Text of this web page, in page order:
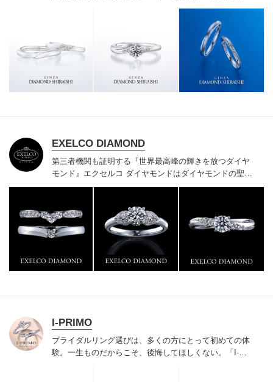
では国内最大級の700種類以上の豊富なデザインを取り
揃え、ふたりの「似合う」と「好き」を同時に叶えた満
足の選択ができる指輪をご提案しています。多くのお客
様にご満足いただけている、一生身に着けるための指輪
のクオリティや購入後のアフターサービスをぜひ一度店
頭でお確かめください。
EXELCO DIAMOND
第三者機関も証明する『世界最高峰の輝きを放つダイヤ
モンド』 エクセルコ ダイヤモンドはダイヤモンドの聖地
ベルギー発祥で200年以上の歴史がある真のカッターズ
門店としてリングのデザインや品質にもこだわっていま
す。おふたりに本物の輝きを一生身に着けていただきた
い想いで「ヴァージン・ダイヤモンド」「ハードプラチ
ナ」「保証内容」にこだわっています。
I-PRIMO
ブライダルリング選びは、多くの方にとって初めての体
験。一生ものだからこそ、後悔してほしくない。「I-